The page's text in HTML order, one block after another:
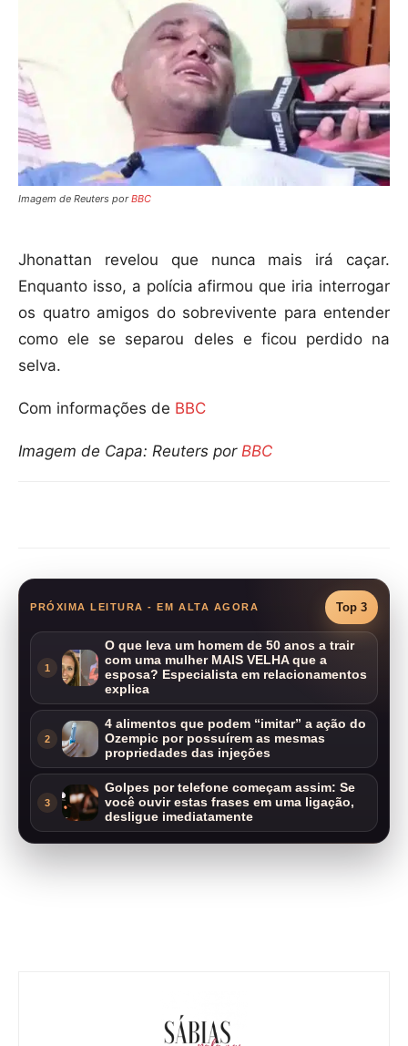
Imagem de Reuters porBBC
Jhonattan revelou que nunca mais irá caçar.
Enquanto isso, a polícia afirmou que iria interrogar
os quatro amigos do sobrevivente para entender
como ele se separou deles e ficou perdido na
selva.
Com informações de BBC
Imagem de Capa: Reuters por BBC
PRÓXIMA LEITURA - EM ALTA AGORA Top 3
1
O que leva um homem de 50 anos a trair
com uma mulher MAIS VELHA que a
esposa? Especialista em relacionamentos
explica
2
4 alimentos que podem “imitar” a ação do
Ozempic por possuírem as mesmas
propriedades das injeções
3
Golpes por telefone começam assim: Se
você ouvir estas frases em uma ligação,
desligue imediatamente